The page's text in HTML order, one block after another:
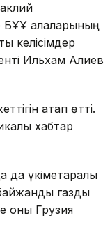
БҰҰ қалаларының
келісімдер
Ильхам Алиев
атап өтті.
хабтар
да үкіметаралық
газды
оны Грузия